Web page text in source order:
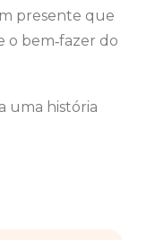
presente que
o bem‑fazer do
uma história